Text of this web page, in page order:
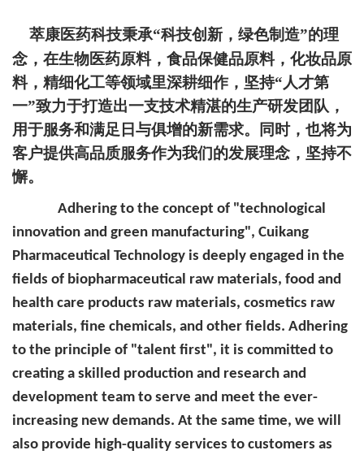
萃康医药科技秉承“科技创新，绿色制造”的理
念，在生物医药原料，食品保健品原料，化妆品原
料，精细化工等领域里深耕细作，坚持“人才第
一”致力于打造出一支技术精湛的生产研发团队，
用于服务和满足日与俱增的新需求。同时，也将为
客户提供高品质服务作为我们的发展理念，坚持不
懈。
Adhering to the concept of "technological
innovation and green manufacturing", Cuikang
Pharmaceutical Technology is deeply engaged in the
fields of biopharmaceutical raw materials, food and
health care products raw materials, cosmetics raw
materials, fine chemicals, and other fields. Adhering
to the principle of "talent first", it is committed to
creating a skilled production and research and
development team to serve and meet the ever-
increasing new demands. At the same time, we will
also provide high-quality services to customers as